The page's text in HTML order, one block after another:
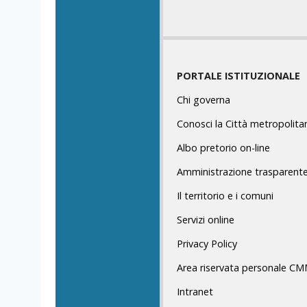
PORTALE ISTITUZIONALE
Chi governa
Conosci la Città
Albo pretorio on-line
Amministrazione trasparente
Il territorio e i comuni
Servizi online
Privacy Policy
Area riservata personale
Intranet